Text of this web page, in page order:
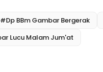
#Dp BBm Gambar Bergerak
Lucu Malam Jum'at